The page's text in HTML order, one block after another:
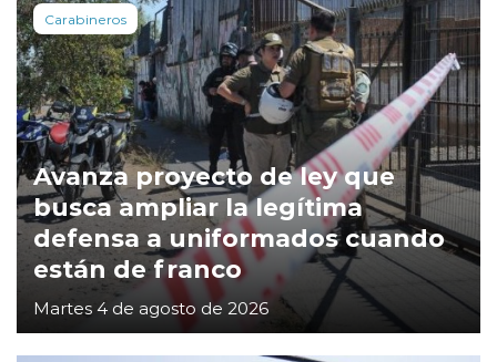
Carabineros
Avanza proyecto de ley que
busca ampliar la legítima
defensa a uniformados cuando
están de franco
Martes 4 de agosto de 2026